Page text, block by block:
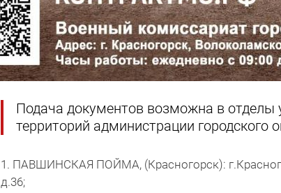
Подача документов возможна в отделы
территорий администрации городского
1. ПАВШИНСКАЯ ПОЙМА, (Красногорск):
д.36;